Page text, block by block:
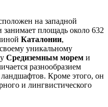
на западной
занимает площадь около 632
Каталонии,
уникальному
Средиземным морем и
разнообразием
Кроме этого, он
и лингвистического